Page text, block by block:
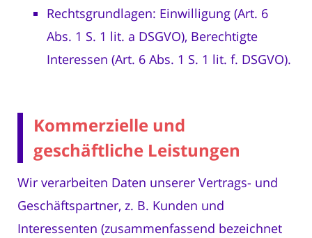
Rechtsgrundlagen: Einwilligung (Art. 6
Abs. 1 S. 1 lit. a DSGVO), Berechtigte
Interessen (Art. 6 Abs. 1 S. 1 lit. f. DSGVO).
Kommerzielle und
geschäftliche Leistungen
Wir verarbeiten Daten unserer Vertrags- und
Geschäftspartner, z. B. Kunden und
Interessenten (zusammenfassend bezeichnet